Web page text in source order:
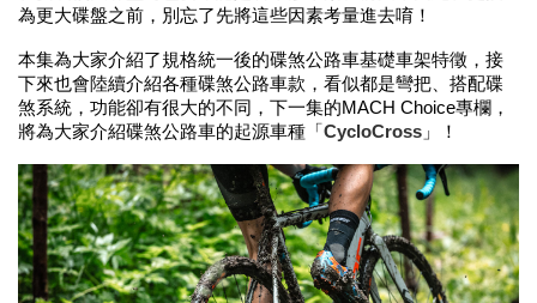
為更大碟盤之前，別忘了先將這些因素考量進去唷！
本集為大家介紹了規格統一後的碟煞公路車基礎車架特徵，接
下來也會陸續介紹各種碟煞公路車款，看似都是彎把、搭配碟
煞系統，功能卻有很大的不同，下一集的MACH Choice專欄，
將為大家介紹碟煞公路車的起源車種「 CycloCross 」！